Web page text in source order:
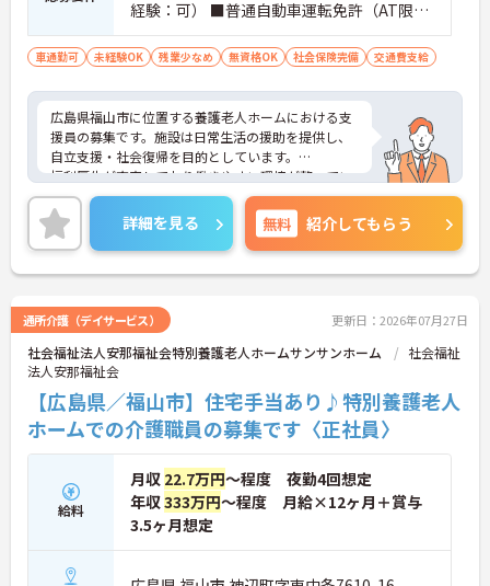
経験：可） ■普通自動車運転免許（AT限定
可）：必須
車通勤可 未経験OK 残業少なめ 無資格OK 社会保険完備 交通費支給
広島県福山市に位置する養護老人ホームにおける支
援員の募集です。施設は日常生活の援助を提供し、
自立支援・社会復帰を目的としています。
福利厚生が充実しており働きやすい環境が整ってい
ます。資格取得支援制度や研修制度があり、働きな
がらスキルアップが見込めます。
ご興味のある方には、面接対策ポイントなど、さら
に詳細をお話しいたしますのでお気軽にご相談くだ
さい！
詳細を見る 無料 紹介してもらう
通所介護（デイサービス） 更新日：2026年07月27日
社会福祉法人安那福祉会特別養護老人ホームサンサンホーム
社会福祉
法人安那福祉会
【広島県／福山市】住宅手当あり♪特別養護老人
ホームでの介護職員の募集です〈正社員〉
給料
月収 22.7万円～程度 夜勤4回想定
年収333万円～程度 月給×12ヶ月＋賞与
3.5ヶ月想定